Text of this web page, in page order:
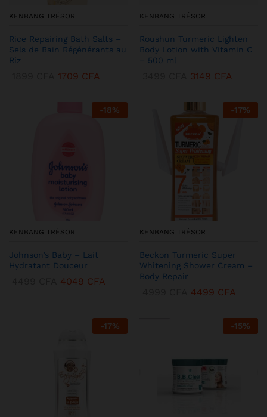
KENBANG TRÉSOR
Rice Repairing Bath Salts –
Sels de Bain Régénérants au
Riz
1709 CFA
KENBANG TRÉSOR
Roushun Turmeric Lighten
Body Lotion with Vitamin C
– 500 ml
3149 CFA
-18%
KENBANG TRÉSOR
Johnson’s Baby – Lait
Hydratant Douceur
4049 CFA
-17%
KENBANG TRÉSOR
Beckon Turmeric Super
Whitening Shower Cream –
Body Repair
4499 CFA
-17% -15%